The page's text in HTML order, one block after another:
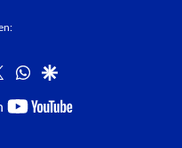
twitterwhatsapp
google
youtube-